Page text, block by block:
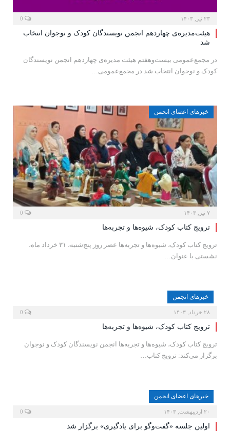
۲۳ تیر, ۱۴۰۳
هیئت‌مدیره‌ی چهاردهم انجمن نویسندگان کودک و نوجوان انتخاب
شد
در مجمع‌عمومی بیست‌وهفتم هیئت مدیره‌ی چهاردهم انجمن نویسندگان
کودک و نوجوان انتخاب شد در مجمع‌عمومی…
خبرهای اعضای انجمن
۷ تیر, ۱۴۰۳
ترویج کتاب کودک، شیوه‌ها و تجربه‌ها
ترویج کتاب کودک، شیوه‌ها و تجربه‌ها عصر روز پنج‌شنبه، ۳۱ خرداد ماه،
نشستی با عنوان…
خبرهای انجمن
۲۸ خرداد, ۱۴۰۳
ترویج کتاب کودک، شیوه‌ها و تجربه‌ها
ترویج کتاب کودک، شیوه‌ها و تجربه‌ها انجمن نویسندگان کودک و نوجوان
برگزار می‌کند: ترویج کتاب…
خبرهای اعضای انجمن
۲۰ اردیبهشت, ۱۴۰۳
اولین جلسه «گفت‌وگو برای یادگیری» برگزار شد